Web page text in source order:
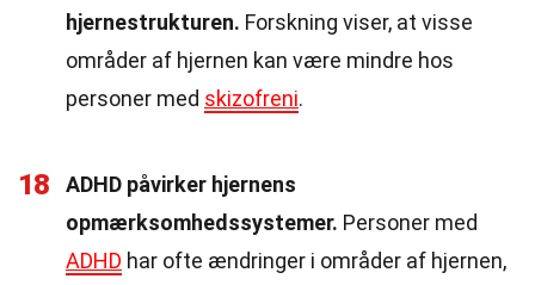
hjernestrukturen. Forskning viser, at visse
områder af hjernen kan være mindre hos
personer med skizofreni.
18
ADHD påvirker hjernens
opmærksomhedssystemer. Personer med
ADHD har ofte ændringer i områder af hjernen,